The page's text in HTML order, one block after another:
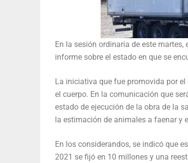
En la sesión ordinaria de este
informe sobre el estado en que se
La iniciativa que fue promovida por
el cuerpo. En la comunicación que
estado de ejecución de la obra de la
la estimación de animales a faenar y
En los considerandos, se indicó que
2021 se fijó en 10 millones y una